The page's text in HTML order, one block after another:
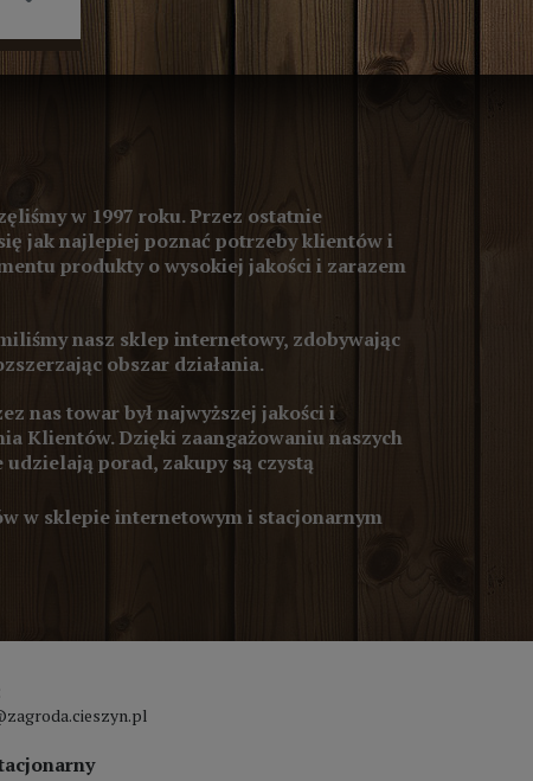
w 1997 roku. Przez ostatnie
jak najlepiej poznać potrzeby klientów i
produkty o wysokiej jakości i zarazem
nasz sklep internetowy, zdobywając
obszar działania.
nas towar był najwyższej jakości i
Klientów. Dzięki zaangażowaniu naszych
porad, zakupy są czystą
w sklepie internetowym i stacjonarnym